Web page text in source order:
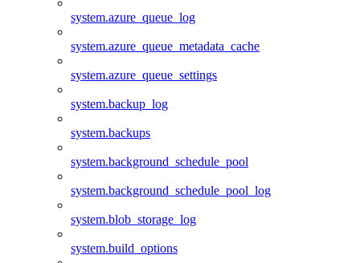
system.azure_queue_log
system.azure_queue_metadata_cache
system.azure_queue_settings
system.backup_log
system.backups
system.background_schedule_pool
system.background_schedule_pool_log
system.blob_storage_log
system.build_options